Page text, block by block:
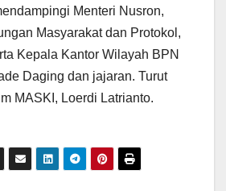
Menteri Nusron,
Masyarakat dan Protokol,
Kepala Kantor Wilayah BPN
Daging dan jajaran. Turut
MASKI, Loerdi Latrianto.